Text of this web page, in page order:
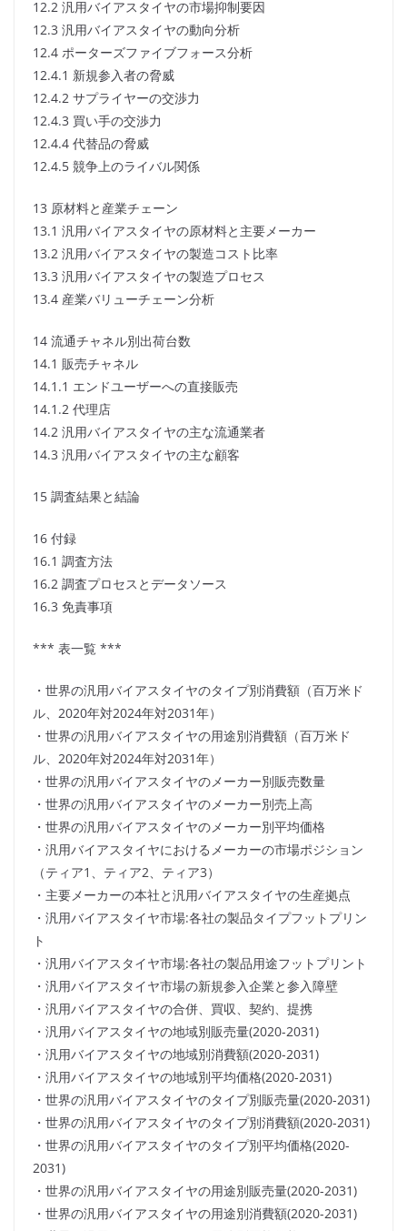
12.2 汎用バイアスタイヤの市場抑制要因
12.3 汎用バイアスタイヤの動向分析
12.4 ポーターズファイブフォース分析
12.4.1 新規参入者の脅威
12.4.2 サプライヤーの交渉力
12.4.3 買い手の交渉力
12.4.4 代替品の脅威
12.4.5 競争上のライバル関係
13 原材料と産業チェーン
13.1 汎用バイアスタイヤの原材料と主要メーカー
13.2 汎用バイアスタイヤの製造コスト比率
13.3 汎用バイアスタイヤの製造プロセス
13.4 産業バリューチェーン分析
14 流通チャネル別出荷台数
14.1 販売チャネル
14.1.1 エンドユーザーへの直接販売
14.1.2 代理店
14.2 汎用バイアスタイヤの主な流通業者
14.3 汎用バイアスタイヤの主な顧客
15 調査結果と結論
16 付録
16.1 調査方法
16.2 調査プロセスとデータソース
16.3 免責事項
*** 表一覧 ***
・世界の汎用バイアスタイヤのタイプ別消費額（百万米ド
ル、2020年対2024年対2031年）
・世界の汎用バイアスタイヤの用途別消費額（百万米ド
ル、2020年対2024年対2031年）
・世界の汎用バイアスタイヤのメーカー別販売数量
・世界の汎用バイアスタイヤのメーカー別売上高
・世界の汎用バイアスタイヤのメーカー別平均価格
・汎用バイアスタイヤにおけるメーカーの市場ポジション
（ティア1、ティア2、ティア3）
・主要メーカーの本社と汎用バイアスタイヤの生産拠点
・汎用バイアスタイヤ市場:各社の製品タイプフットプリン
ト
・汎用バイアスタイヤ市場:各社の製品用途フットプリント
・汎用バイアスタイヤ市場の新規参入企業と参入障壁
・汎用バイアスタイヤの合併、買収、契約、提携
・汎用バイアスタイヤの地域別販売量(2020-2031)
・汎用バイアスタイヤの地域別消費額(2020-2031)
・汎用バイアスタイヤの地域別平均価格(2020-2031)
・世界の汎用バイアスタイヤのタイプ別販売量(2020-2031)
・世界の汎用バイアスタイヤのタイプ別消費額(2020-2031)
・世界の汎用バイアスタイヤのタイプ別平均価格(2020-
2031)
・世界の汎用バイアスタイヤの用途別販売量(2020-2031)
・世界の汎用バイアスタイヤの用途別消費額(2020-2031)